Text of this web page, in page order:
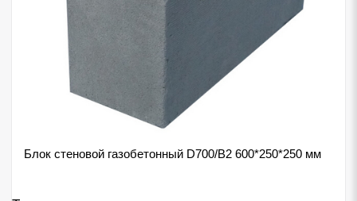
Блок стеновой газобетонный D700/B2 600*250*250 мм